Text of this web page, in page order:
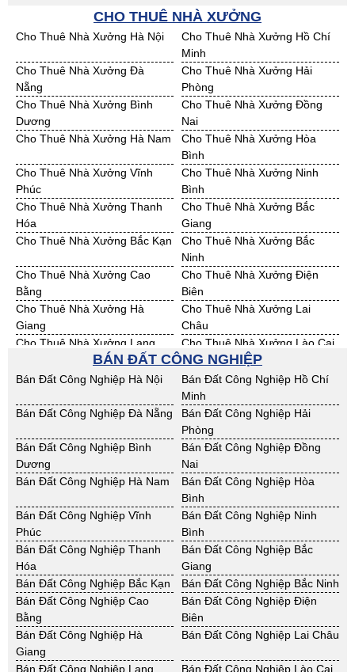
Bán Đất KCN Nghệ An
Bán Đất KCN Ninh Thuận
Bán Đất KCN Phú Yên
Bán Đất KCN Quảng Bình
Bán Đất KCN Quảng Nam
Bán Đất KCN Quảng Ngãi
Bán Đất KCN Bà Rịa - VT
Bán Đất KCN Cần Thơ
Bán Đất KCN An Giang
Bán Đất KCN Bạc Liêu
Bán Đất KCN Bến Tre
Bán Đất KCN Bình Phước
Bán Đất KCN Cà Mau
Bán Đất KCN Đồng Tháp
Bán Đất KCN Hậu Giang
Bán Đất KCN Kiên Giang
Bán Đất KCN Long An
Bán Đất KCN Sóc Trăng
Bán Đất KCN Tây Ninh
Bán Đất KCN Tiền Giang
Bán Đất KCN Trà Vinh
Bán Đất KCN Vĩnh Long
Bán Đất KCN Hải Dương
Bán Đất KCN Hưng Yên
Bán Đất KCN Quảng Ninh
CHO THUÊ NHÀ XƯỞNG
Cho Thuê Nhà Xưởng Hà Nội
Cho Thuê Nhà Xưởng Hồ Chí
Minh
Cho Thuê Nhà Xưởng Đà
Nẵng
Cho Thuê Nhà Xưởng Hải
Phòng
Cho Thuê Nhà Xưởng Bình
Dương
Cho Thuê Nhà Xưởng Đồng
Nai
Cho Thuê Nhà Xưởng Hà Nam
Cho Thuê Nhà Xưởng Hòa
Bình
Cho Thuê Nhà Xưởng Vĩnh
Phúc
Cho Thuê Nhà Xưởng Ninh
Bình
Cho Thuê Nhà Xưởng Thanh
Hóa
Cho Thuê Nhà Xưởng Bắc
Giang
Cho Thuê Nhà Xưởng Bắc Kạn
Cho Thuê Nhà Xưởng Bắc
Ninh
Cho Thuê Nhà Xưởng Cao
Bằng
Cho Thuê Nhà Xưởng Điện
Biên
Cho Thuê Nhà Xưởng Hà
Giang
Cho Thuê Nhà Xưởng Lai
Châu
Cho Thuê Nhà Xưởng Lạng
Cho Thuê Nhà Xưởng Lào Cai
Cho Thuê Nhà Xưởng Nam
Cho Thuê Nhà Xưởng Phú Thọ
Cho Thuê Nhà Xưởng Sơn La
Cho Thuê Nhà Xưởng Thái
Bình
Cho Thuê Nhà Xưởng Thái
Nguyên
Cho Thuê Nhà Xưởng Tuyên
Quang
Cho Thuê Nhà Xưởng Yên Bái
Cho Thuê Nhà Xưởng Thừa T.
Huế
Cho Thuê Nhà Xưởng Khánh
Hoà
Cho Thuê Nhà Xưởng Lâm
Đồng
Cho Thuê Nhà Xưởng Bình
Định
Cho Thuê Nhà Xưởng Bình
Thuận
Cho Thuê Nhà Xưởng Đăk
Nông
Cho Thuê Nhà Xưởng ĐắkLắk
Cho Thuê Nhà Xưởng Gia Lai
Cho Thuê Nhà Xưởng Hà Tĩnh
Cho Thuê Nhà Xưởng Kon
Tum
Cho Thuê Nhà Xưởng Nghệ An
Cho Thuê Nhà Xưởng Ninh
Cho Thuê Nhà Xưởng Phú Yên
BÁN ĐẤT CÔNG NGHIỆP
Bán Đất Công Nghiệp Hà Nội
Bán Đất Công Nghiệp Hồ Chí
Minh
Bán Đất Công Nghiệp Đà Nẵng
Bán Đất Công Nghiệp Hải
Phòng
Bán Đất Công Nghiệp Bình
Dương
Bán Đất Công Nghiệp Đồng
Nai
Bán Đất Công Nghiệp Hà Nam
Bán Đất Công Nghiệp Hòa
Bình
Bán Đất Công Nghiệp Vĩnh
Phúc
Bán Đất Công Nghiệp Ninh
Bình
Bán Đất Công Nghiệp Thanh
Hóa
Bán Đất Công Nghiệp Bắc
Giang
Bán Đất Công Nghiệp Bắc Kạn
Bán Đất Công Nghiệp Bắc Ninh
Bán Đất Công Nghiệp Cao
Bằng
Bán Đất Công Nghiệp Điện
Biên
Bán Đất Công Nghiệp Hà
Giang
Bán Đất Công Nghiệp Lai Châu
Bán Đất Công Nghiệp Lạng
Bán Đất Công Nghiệp Lào Cai